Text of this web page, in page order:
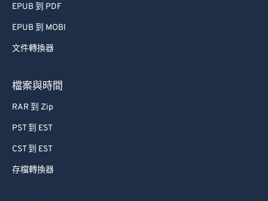
EPUB 到 PDF
EPUB 到 MOBI
文件轉換器
檔案與時間
RAR 到 Zip
PST 到 EST
CST 到 EST
存檔轉換器